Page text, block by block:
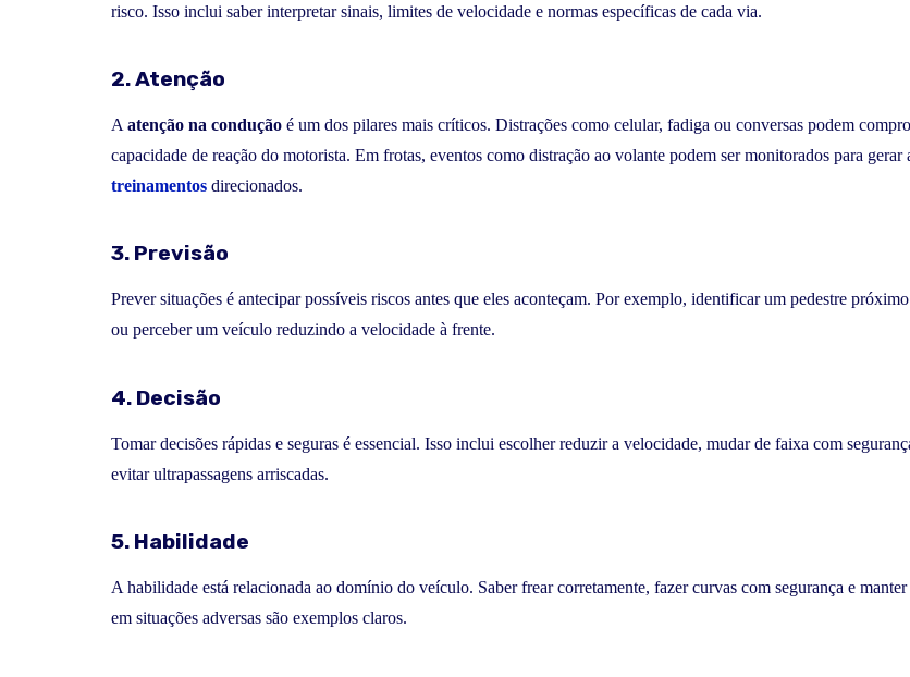
risco. Isso inclui saber interpretar sinais, limites de velocidade e normas específicas de cada via.
2. Atenção
A atenção na condução é um dos pilares mais críticos. Distrações como celular, fadiga ou conversas podem
capacidade de reação do motorista. Em frotas, eventos como distração ao volante podem ser monitorados para gerar
treinamentos direcionados.
3. Previsão
Prever situações é antecipar possíveis riscos antes que eles aconteçam. Por exemplo, identificar um pedestre
ou perceber um veículo reduzindo a velocidade à frente.
4. Decisão
Tomar decisões rápidas e seguras é essencial. Isso inclui escolher reduzir a velocidade, mudar de faixa com
evitar ultrapassagens arriscadas.
5. Habilidade
A habilidade está relacionada ao domínio do veículo. Saber frear corretamente, fazer curvas com segurança e
em situações adversas são exemplos claros.